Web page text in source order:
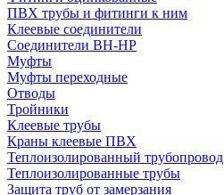
ПВХ трубы и фитинги к ним
Клеевые соединители
Соединители ВН-НР
Муфты
Муфты переходные
Отводы
Тройники
Клеевые трубы
Краны клеевые ПВХ
Теплоизолированный трубопровод
Теплоизолированные трубы
Защита труб от замерзания